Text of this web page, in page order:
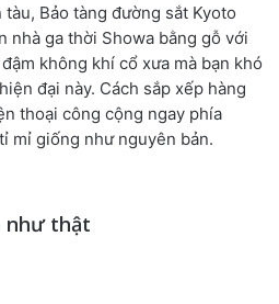
Bảo tàng đường sắt Kyoto
nhà ga thời Showa bằng gỗ với
không khí cổ xưa mà bạn khó
đại này. Cách sắp xếp hàng
thoại công cộng ngay phía
mỉ giống như nguyên bản.
như thật